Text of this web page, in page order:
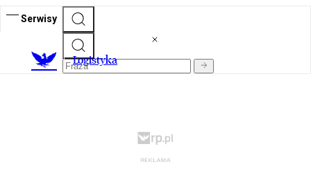
Serwisy
Logistyka